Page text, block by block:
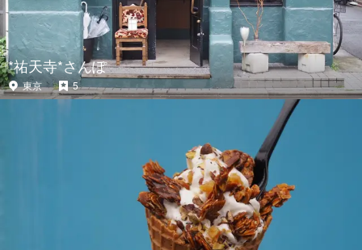
*祐天寺*さんぽ
東京 5